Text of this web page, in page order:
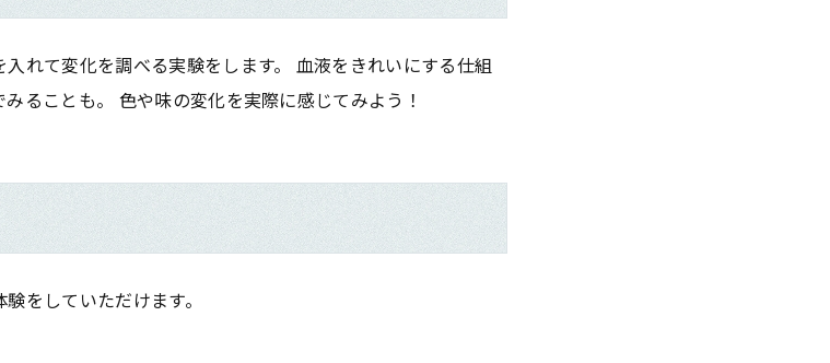
れて変化を調べる実験をします。 血液をきれいにする仕組
ることも。 色や味の変化を実際に感じてみよう！
をしていただけます。